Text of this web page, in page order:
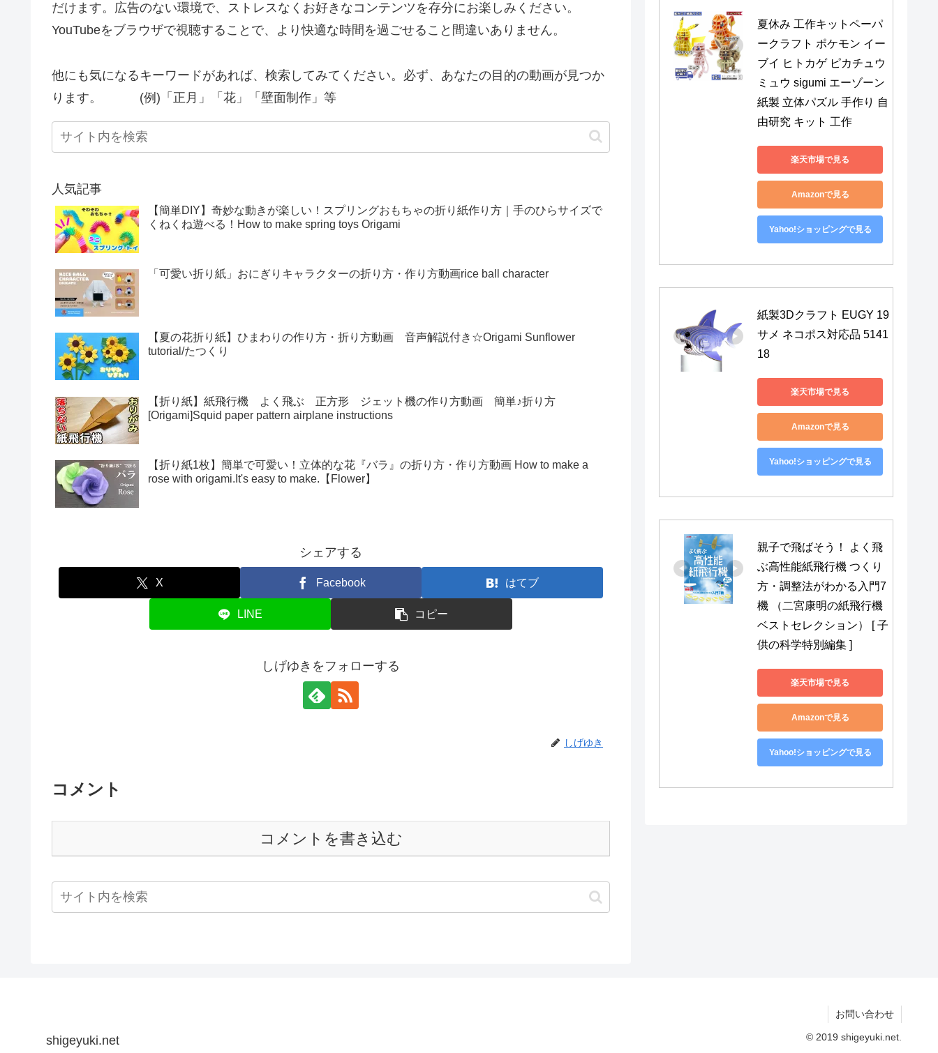
だけます。広告のない環境で、ストレスなくお好きなコンテンツを存分にお楽しみください。
YouTubeをブラウザで視聴することで、より快適な時間を過ごせること間違いありません。
他にも気になるキーワードがあれば、検索してみてください。必ず、あなたの目的の動画が見つか
ります。 (例)「正月」「花」「壁面制作」等
人気記事
【簡単DIY】奇妙な動きが楽しい！スプリングおもちゃの折り紙作り方｜手のひらサイズで
くねくね遊べる！How to make spring toys Origami
「可愛い折り紙」おにぎりキャラクターの折り方・作り方動画rice ball character
【夏の花折り紙】ひまわりの作り方・折り方動画 音声解説付き☆Origami Sunflower
tutorial/たつくり
【折り紙】紙飛行機 よく飛ぶ 正方形 ジェット機の作り方動画 簡単♪折り方
[Origami]Squid paper pattern airplane instructions
【折り紙1枚】簡単で可愛い！立体的な花『バラ』の折り方・作り方動画 How to make a
rose with origami.It's easy to make.【Flower】
シェアする
X Facebook はてブ
LINE コピー
しげゆきをフォローする
しげゆき
コメント
コメントを書き込む
夏休み 工作キットペーパ
ークラフト ポケモン イー
ブイ ヒトカゲ ピカチュウ
ミュウ sigumi エーゾーン
紙製 立体パズル 手作り 自
由研究 キット 工作
楽天市場で見る
Amazonで見る
Yahoo!ショッピングで見る
紙製3Dクラフト EUGY 19
サメ ネコポス対応品 5141
18
楽天市場で見る
Amazonで見る
Yahoo!ショッピングで見る
親子で飛ばそう！ よく飛
ぶ高性能紙飛行機 つくり
方・調整法がわかる入門7
機 （二宮康明の紙飛行機
ベストセレクション） [ 子
供の科学特別編集 ]
楽天市場で見る
Amazonで見る
Yahoo!ショッピングで見る
shigeyuki.net
お問い合わせ
© 2019 shigeyuki.net.